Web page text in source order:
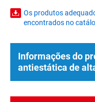
Os produtos
encontrados no
Informações do
antiestática de